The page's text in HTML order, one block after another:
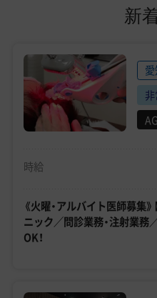
新
時給
《火曜・アルバイト医師募集
ニック／問診業務・注射業
OK！